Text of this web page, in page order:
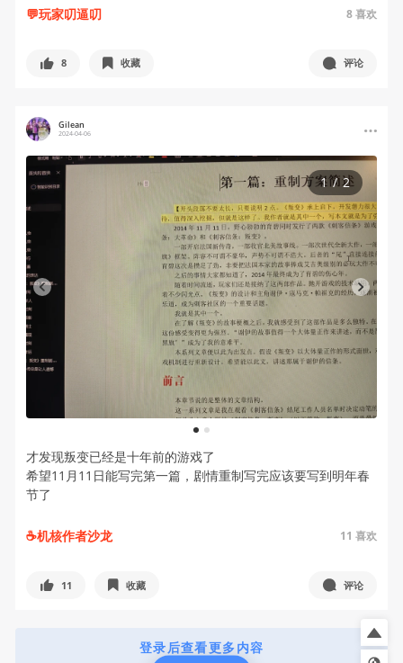
💬玩家叨逼叨 8喜欢
8 收藏 评论
Gilean
2024-04-06
1 2
1/2
才发现叛变已经是十年前的游戏了
希望11月11日能写完第一篇，剧情重制写完应该要写到明年春
节了
☕️机核作者沙龙 11 喜欢
11 收藏 评论
登录后查看更多内容